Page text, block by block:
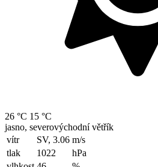
26 °C 15 °C
jasno, severovýchodní větřík
vítr
SV, 3.06 m/s
tlak
1022
hPa